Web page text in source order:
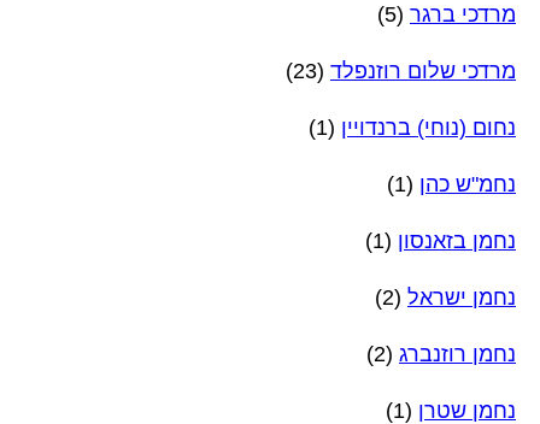
מרדכי ברגר (5)
מרדכי שלום רוזנפלד (23)
נחום (נוחי) ברנדויין (1)
נחמ"ש כהן (1)
נחמן בזאנסון (1)
נחמן ישראל (2)
נחמן רוזנברג (2)
נחמן שטרן (1)